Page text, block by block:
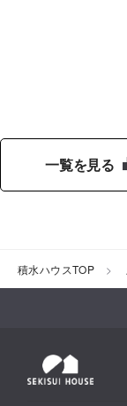
一覧を見る
積水ハウスTOP